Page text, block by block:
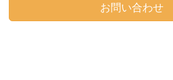
お問い合わせ